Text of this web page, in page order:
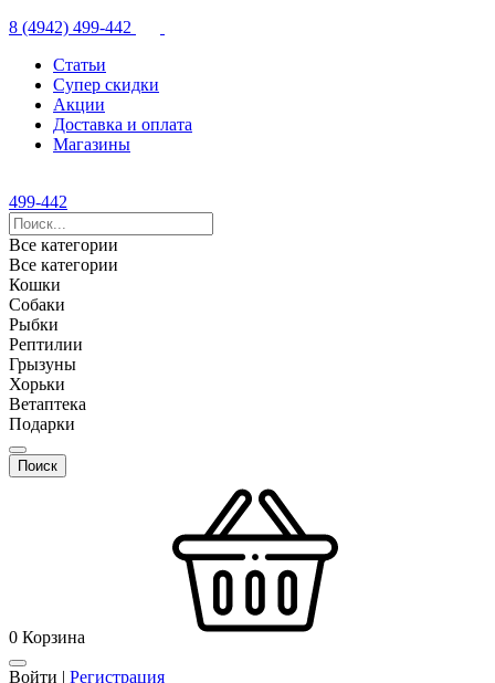
8 (4942) 499-442
Статьи
Супер скидки
Акции
Доставка и оплата
Магазины
499-442
Все категории
Все категории
Кошки
Собаки
Рыбки
Рептилии
Грызуны
Хорьки
Ветаптека
Подарки
0 Корзина
Войти | Регистрация